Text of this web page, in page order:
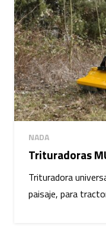
NADA
Trituradoras
Trituradora
paisaje, para